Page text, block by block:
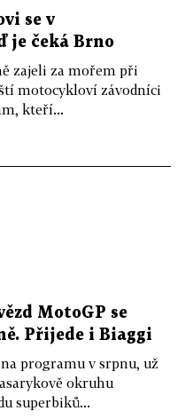
se v
je čeká Brno
zajeli za mořem při
motocykloví závodníci
kteří...
MotoGP se
Přijede i Biaggi
programu v srpnu, už
okruhu
superbiků...